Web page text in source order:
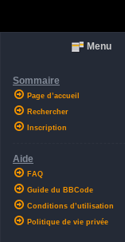
Menu
Sommaire
Page d’accueil
Rechercher
Inscription
Aide
FAQ
Guide du BBCode
Conditions d’utilisation
Politique de vie privée